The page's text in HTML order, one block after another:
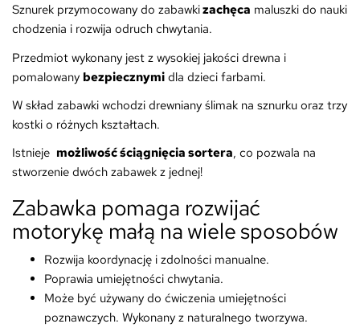
Sznurek przymocowany do zabawkizachęca maluszki do nauki
chodzenia i rozwija odruch chwytania.
Przedmiot wykonany jest z wysokiej jakości drewna i
pomalowany bezpiecznymi dla dzieci farbami.
W skład zabawki wchodzi drewniany ślimak na sznurku oraz trzy
kostki o różnych kształtach.
Istnieje możliwość ściągnięcia sortera, co pozwala na
stworzenie dwóch zabawek z jednej!
Zabawka pomaga rozwijać
motorykę małą na wiele sposobów
Rozwija koordynację i zdolności manualne.
Poprawia umiejętności chwytania.
Może być używany do ćwiczenia umiejętności
poznawczych. Wykonany z naturalnego tworzywa.